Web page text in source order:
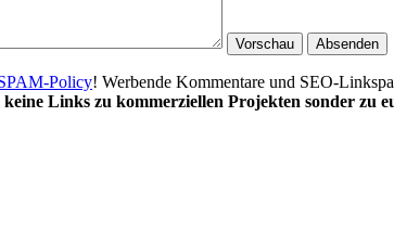
Policy! Werbende Kommentare und SEO-
keine Links zu kommerziellen Projekten sonder zu